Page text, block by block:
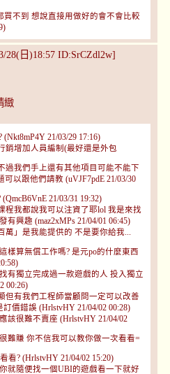
買不到 想說直接用做好的會不會比較
28(日)18:57 ID:SrCZdl2w]
緻
21/03/29 17:16)
銷增加人員編制(最好還是外包
過我們手上還有其他項目可能不能下
以跟他們請教 (uVJF7pdE 21/03/30
21/03/31 19:32)
程我都說我可以注資了耶lol 我是來找
興趣 (maz2xMPs 21/04/01 06:45)
」是我能提供的 不是要你給我...
樣算無償工作嗎? 是元po的什麼東西
有獨立完成過一款遊戲的人 投入獨立
00:26)
但有我們工程師當顧問一定可以改善
價錯誤 (HrlstvHY 21/04/02 00:28)
該很難不賣座 (HrlstvHY 21/04/02
難賺 你不信我可以教你做一次看看=
看? (HrlstvHY 21/04/02 15:20)
就隨便找一個UBI的遊戲看一下就好